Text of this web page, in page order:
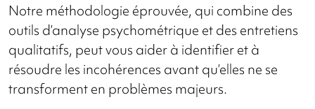
Notre méthodologie éprouvée, qui combine des
outils d’analyse psychométrique et des entretiens
qualitatifs, peut vous aider à identifier et à
résoudre les incohérences avant qu’elles ne se
transforment en problèmes majeurs.